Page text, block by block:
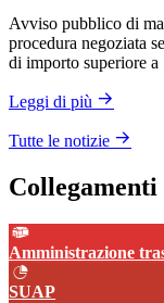
Avviso pubblico di
procedura negoziata
di importo superiore
Leggi di più
Tutte le notizie
Collegamenti
Amministrazione
SUAP